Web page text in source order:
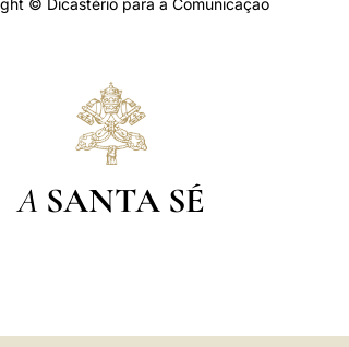
© Dicastério para a Comunicação
A SANTA SÉ